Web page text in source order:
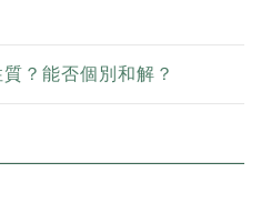
？能否個別和解？